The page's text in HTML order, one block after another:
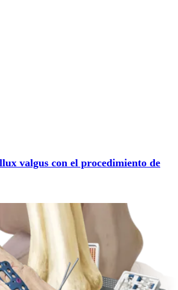
valgus con el procedimiento de
el mediopié